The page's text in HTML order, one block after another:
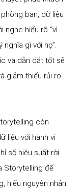
ban, dữ liệu
nghe hiểu rõ “vì
nghĩa gì với họ”.
và dẫn dắt tốt sẽ
giảm thiểu rủi ro
còn
liệu với hành vi
số hiệu suất rời
Storytelling để
hiểu nguyên nhân